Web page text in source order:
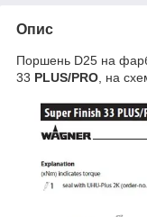
Опис
Поршень D25 на
33 PLUS/PRO , на